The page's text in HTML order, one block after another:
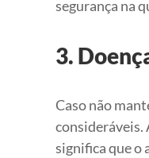
segurança na
3.
Caso não
consideráveis.
significa que o